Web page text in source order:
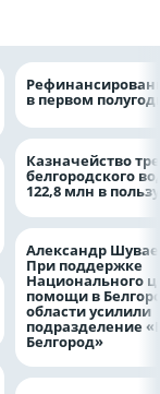
в первом
Казначейство
белгородского
122,8 млн в
Александр
При поддержке
Национального
помощи в
области усилили
подразделение
Белгород»